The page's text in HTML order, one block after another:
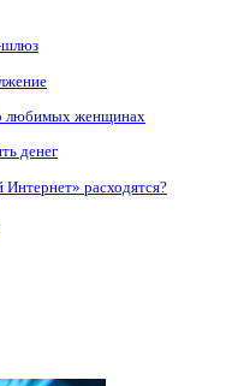
шлюз
любимых женщинах
денег
расходятся?